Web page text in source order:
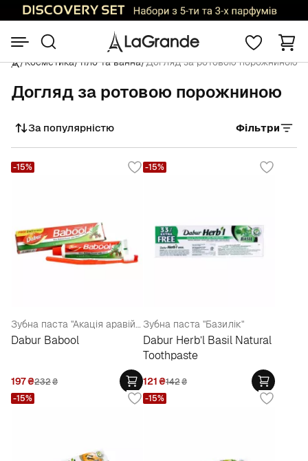
/Косметика/Тіло та ванна/Догляд за ротовою порожниною
Догляд за ротовою порожниною
Сортувати
За популярністю Фільтри
Зубна паста "Акація аравійська та гвоздика" + зубна щітка
Dabur Babool
197₴232₴
-15%
Зубна паста "Базилік"
Dabur Herb’l Basil Natural
Toothpaste
121₴142₴
-15%
-15% -15%